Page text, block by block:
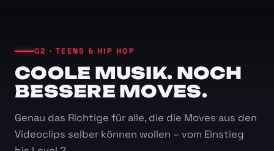
02 · TEENS & HIP HOP
COOLE MUSIK. NOCH
BESSERE MOVES.
Genau das Richtige für alle, die die Moves aus den
Videoclips selber können wollen – vom Einstieg